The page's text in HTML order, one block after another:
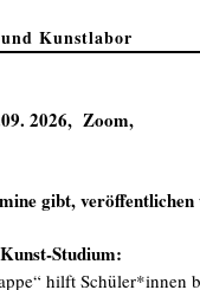
Kunstlabor
2026, Zoom,
gibt,
Studium:
hilft Schüler*innen